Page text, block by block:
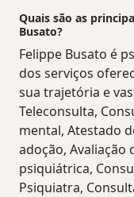
Quais são as
Busato?
Felippe Busato é
dos serviços
sua trajetória e
Teleconsulta,
mental, Atestado
adoção, Avaliação
psiquiátrica,
Psiquiatra,